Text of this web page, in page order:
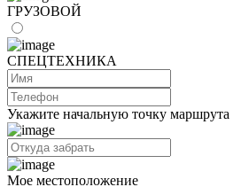
ГРУЗОВОЙ
СПЕЦТЕХНИКА
Укажите начальную точку маршрута
Мое местоположение